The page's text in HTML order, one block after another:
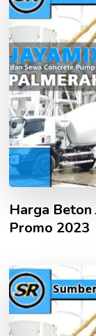
Harga Beton
Promo 2023